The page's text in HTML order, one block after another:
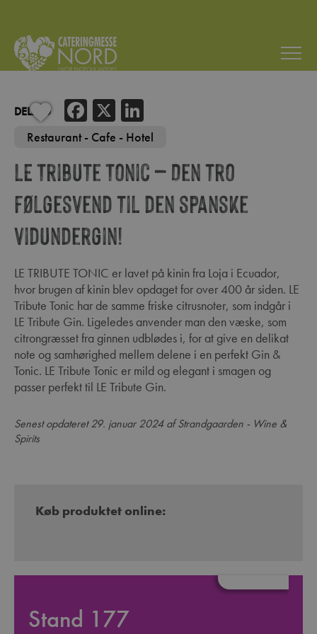
Restaurant - Cafe - Hotel
DELING Facebook
X
LE Tribute Tonic – Den tro
følgesvend til den spanske
vidundergin!
LE TRIBUTE TONIC er lavet på kinin fra Loja i Ecuador,
hvor brugen af kinin blev opdaget for over 400 år siden. LE
Tribute Tonic har de samme friske citrusnoter, som indgår i
LE Tribute Gin. Ligeledes anvender man den væske, som
citrongræsset fra ginnen udblødes i, for at give en delikat
note og samhørighed mellem delene i en perfekt Gin &
Tonic. LE Tribute Tonic er mild og elegant i smagen og
passer perfekt til LE Tribute Gin.
Senest opdateret 29. januar 2024 af Strandgaarden - Wine &
Spirits
Køb produktet online:
Stand 177